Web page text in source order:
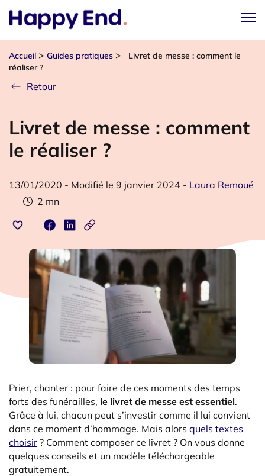
Accueil > Guides pratiques >
Livret de messe : comment le
réaliser ?
Retour
Livret de messe : comment
le réaliser ?
13/01/2020 - Modifié le 9 janvier 2024 - Laura Remoué
2 mn
Prier, chanter : pour faire de ces moments des temps
forts des funérailles, le livret de messe est essentiel.
Grâce à lui, chacun peut s’investir comme il lui convient
dans ce moment d’hommage. Mais alors quels textes
choisir ? Comment composer ce livret ? On vous donne
quelques conseils et un modèle téléchargeable
gratuitement.